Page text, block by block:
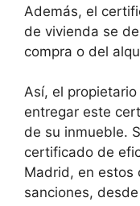
Además, el
de vivienda se
compra o del
Así, el
entregar este
de su inmueble.
certificado de
Madrid, en estos
sanciones,